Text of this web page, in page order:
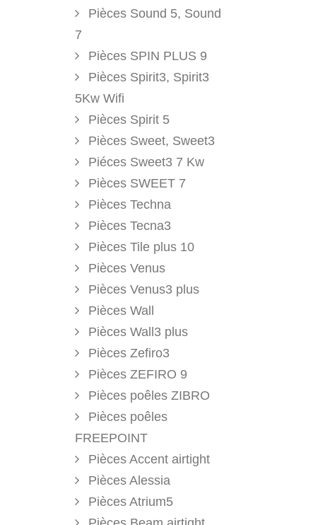
Pièces Sound 5, Sound
7
Pièces SPIN PLUS 9
Pièces Spirit3, Spirit3
5Kw Wifi
Pièces Spirit 5
Pièces Sweet, Sweet3
Piéces Sweet3 7 Kw
Pièces SWEET 7
Pièces Techna
Pièces Tecna3
Pièces Tile plus 10
Pièces Venus
Pièces Venus3 plus
Pièces Wall
Pièces Wall3 plus
Pièces Zefiro3
Pièces ZEFIRO 9
Pièces poêles ZIBRO
Pièces poêles
FREEPOINT
Pièces Accent airtight
Pièces Alessia
Pièces Atrium5